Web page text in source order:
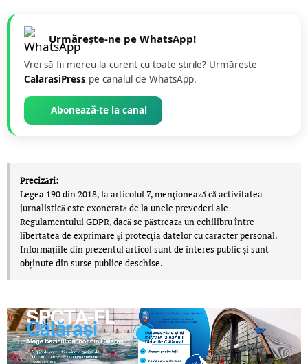
Urmărește-ne pe WhatsApp!
Vrei să fii mereu la curent cu toate știrile? Urmăreste
CalarasiPress pe canalul de WhatsApp.
Abonează-te la canal
Precizări:
Legea 190 din 2018, la articolul 7, menţionează că activitatea
jurnalistică este exonerată de la unele prevederi ale
Regulamentului GDPR, dacă se păstrează un echilibru între
libertatea de exprimare şi protecţia datelor cu caracter personal.
Informațiile din prezentul articol sunt de interes public și sunt
obținute din surse publice deschise.